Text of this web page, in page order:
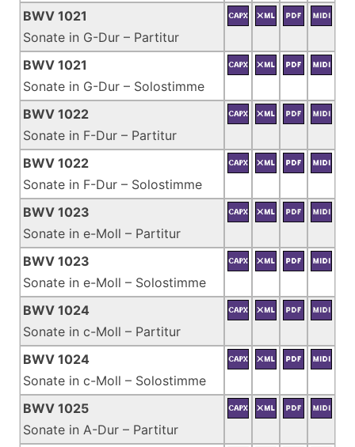
BWV 1021
Sonate in G-Dur – Partitur
BWV 1021
Sonate in G-Dur – Solostimme
BWV 1022
Sonate in F-Dur – Partitur
BWV 1022
Sonate in F-Dur – Solostimme
BWV 1023
Sonate in e-Moll – Partitur
BWV 1023
Sonate in e-Moll – Solostimme
BWV 1024
Sonate in c-Moll – Partitur
BWV 1024
Sonate in c-Moll – Solostimme
BWV 1025
Sonate in A-Dur – Partitur